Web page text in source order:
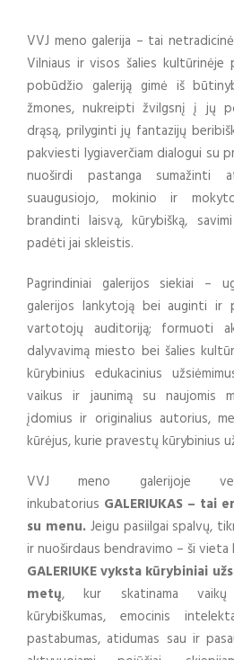
VVJ meno galerija – tai
Vilniaus ir visos šalies
pobūdžio galeriją gimė iš
žmones, nukreipti žvilgsnį į jų
drąsą, prilyginti jų fantazijų
pakviesti lygiaverčiam dialogui su
nuoširdi pastanga
suaugusiojo, mokinio ir
brandinti laisvą, kūrybišką,
padėti jai skleistis.
Pagrindiniai galerijos siekiai –
galerijos lankytoją bei auginti
vartotojų auditoriją; formuoti
dalyvavimą miesto bei šalies
kūrybinius edukacinius
vaikus ir jaunimą su naujomis
įdomius ir originalius autorius,
kūrėjus, kurie pravestų kūrybinius
VVJ meno galerijoje
inkubatorius GALERIUKAS – tai
su menu.Jeigu pasiilgai spalvų,
ir nuoširdaus bendravimo – ši vieta
GALERIUKE vyksta kūrybiniai
metų, kur skatinama vaikų
kūrybiškumas, emocinis
pastabumas, atidumas sau ir